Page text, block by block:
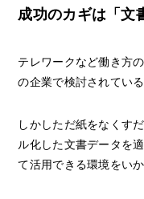
成功のカギは「文
テレワークなど働き方
の企業で検討されてい
しかしただ紙をなくす
ル化した文書データを
て活用できる環境をい